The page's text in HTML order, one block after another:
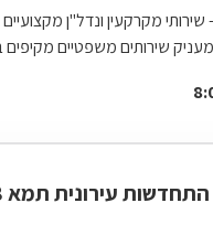
- שירותי מקרקעין ונדל"ן
מעניק שירותים משפטיים מקיפים
עירונית תמא 38